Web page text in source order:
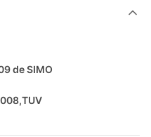
de SIMO